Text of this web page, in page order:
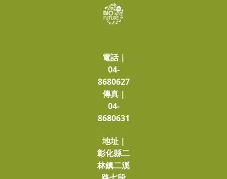
電話 |
04-
8680627
傳真 |
04-
8680631
地址 |
彰化縣二
林鎮二溪